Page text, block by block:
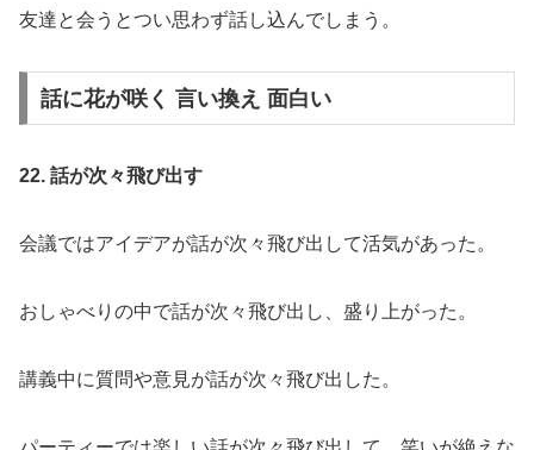
友達と会うとつい思わず話し込んでしまう。
話に花が咲く 言い換え 面白い
22. 話が次々飛び出す
会議ではアイデアが話が次々飛び出して活気があった。
おしゃべりの中で話が次々飛び出し、盛り上がった。
講義中に質問や意見が話が次々飛び出した。